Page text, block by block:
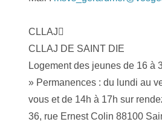
CLLAJ
CLLAJ DE SAINT DIE
Logement des jeunes de 16 à
» Permanences : du lundi au
vous et de 14h à 17h sur
36, rue Ernest Colin 88100